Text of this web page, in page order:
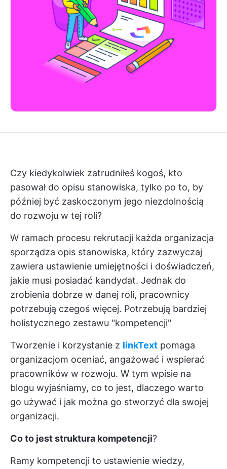
Czy kiedykolwiek zatrudniłeś kogoś, kto
pasował do opisu stanowiska, tylko po to, by
później być zaskoczonym jego niezdolnością
do rozwoju w tej roli?
W ramach procesu rekrutacji każda organizacja
sporządza opis stanowiska, który zazwyczaj
zawiera ustawienie umiejętności i doświadczeń,
jakie musi posiadać kandydat. Jednak do
zrobienia dobrze w danej roli, pracownicy
potrzebują czegoś więcej. Potrzebują bardziej
holistycznego zestawu "kompetencji"
Tworzenie i korzystanie z linkText pomaga
organizacjom oceniać, angażować i wspierać
pracowników w rozwoju. W tym wpisie na
blogu wyjaśniamy, co to jest, dlaczego warto
go używać i jak można go stworzyć dla swojej
organizacji.
Co to jest struktura kompetencji?
Ramy kompetencji to ustawienie wiedzy,